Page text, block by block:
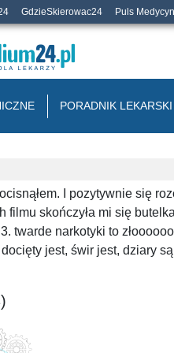
GdzieSkierowac24 Puls
PORADNIK LEKARSKI
I pozytywnie się
filmu skończyła mi się
twarde narkotyki to
docięty jest, świr jest, dziary